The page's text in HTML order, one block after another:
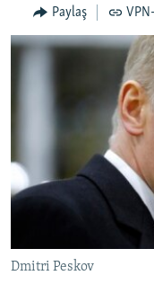
QANUNI DOĞRU
ARAŞDIRMA
FOTOQALEREYA
İNFOQRAFIKA
KARIKATURA
RADIO ARXIV
AZƏRBAYCAN
İSLAM VƏ DEMOKRATIYA
İZ - MƏDƏNIYYƏT
MISSIYAMIZ
PEŞƏ ETIKASI VƏ
MATERIALLARIMIZDAN
AZADLIQRADIOSU
BIZI IZLƏ
RFE/RL-in bütün
Paylaş
Dmitri Peskov